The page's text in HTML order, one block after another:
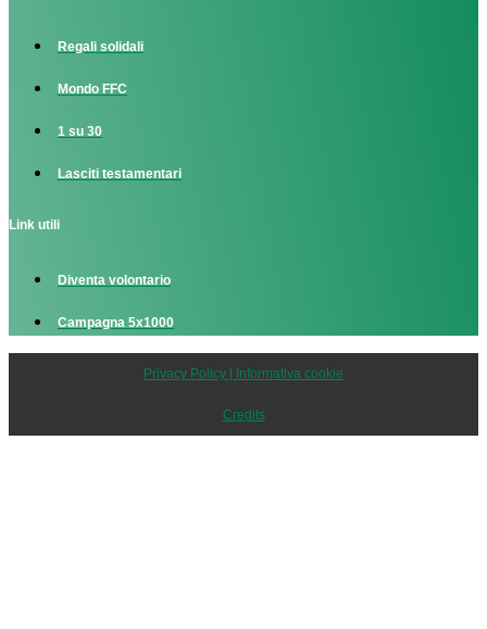
Regali solidali
Mondo FFC
1 su 30
Lasciti testamentari
Link utili
Diventa volontario
Campagna 5x1000
Privacy Policy | Informativa cookie
Credits